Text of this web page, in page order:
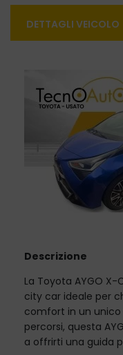
DETTAGLI VEICOLO
Descrizione
La Toyota AYGO X-
city car ideale per
comfort in un unico
percorsi, questa
a offrirti una guida